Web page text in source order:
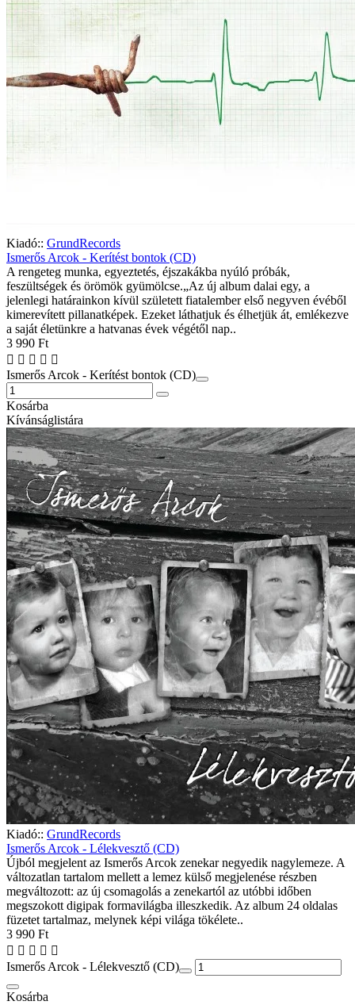
Kiadó:: GrundRecords
Ismerős Arcok - Kerítést bontok (CD)
A rengeteg munka, egyeztetés, éjszakákba nyúló próbák,
feszültségek és örömök gyümölcse.„Az új album dalai egy, a
jelenlegi határainkon kívül született fiatalember első negyven évéből
kimerevített pillanatképek. Ezeket láthatjuk és élhetjük át, emlékezve
a saját életünkre a hatvanas évek végétől nap..
3 990 Ft
Ismerős Arcok - Kerítést bontok (CD)
Kosárba
Kívánságlistára
Kiadó:: GrundRecords
Ismerős Arcok - Lélekvesztő (CD)
Újból megjelent az Ismerős Arcok zenekar negyedik nagylemeze. A
változatlan tartalom mellett a lemez külső megjelenése részben
megváltozott: az új csomagolás a zenekartól az utóbbi időben
megszokott digipak formavilágba illeszkedik. Az album 24 oldalas
füzetet tartalmaz, melynek képi világa tökélete..
3 990 Ft
Ismerős Arcok - Lélekvesztő (CD)
Kosárba